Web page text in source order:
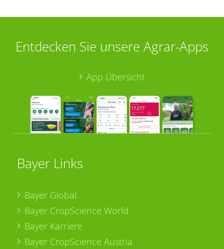
Entdecken Sie unsere Agrar-Apps
App Übersicht
Bayer Links
Bayer Global
Bayer CropScience World
Bayer Karriere
Bayer CropScience Austria